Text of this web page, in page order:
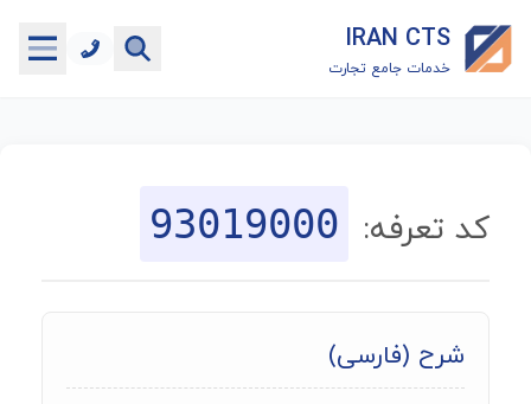
IRAN CTS
خدمات جامع تجارت
جستجوگر تعرفه گمرکی
ماشین حساب گمرکی
کد تعرفه: 93019000
شرح (فارسی)